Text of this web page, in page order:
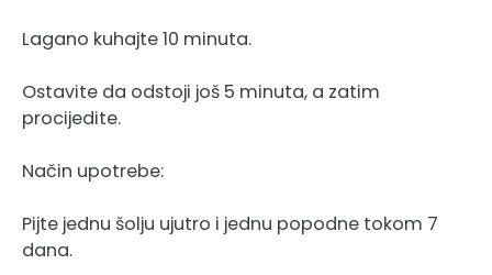
Lagano kuhajte 10 minuta.
Ostavite da odstoji još 5 minuta, a zatim
procijedite.
Način upotrebe:
Pijte jednu šolju ujutro i jednu popodne tokom 7
dana.